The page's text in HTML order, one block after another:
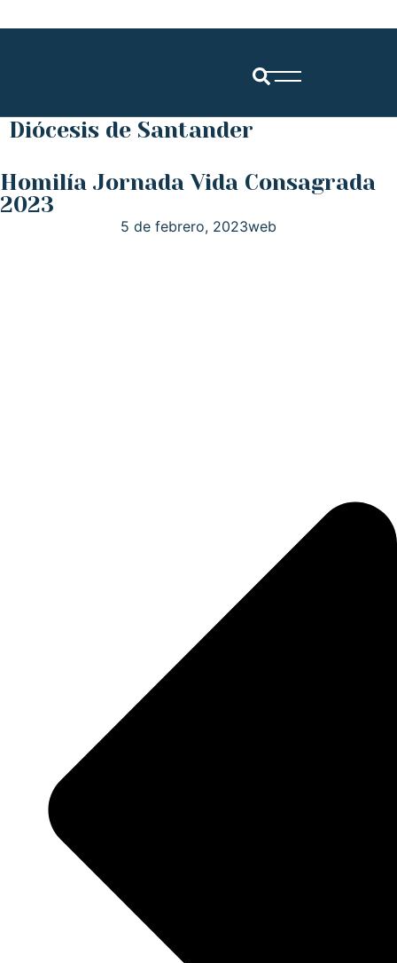
Diócesis de Santander
Homilía Jornada Vida Consagrada
2023
5 de febrero, 2023web